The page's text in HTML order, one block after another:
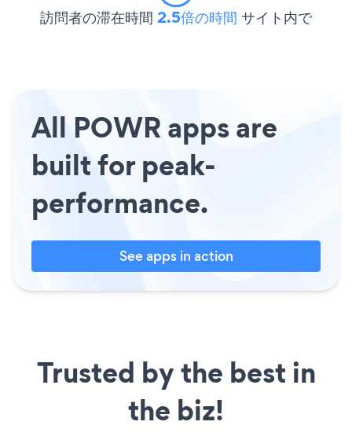
訪問者の滞在時間 2.5倍の時間 サイト内で
All POWR apps are
built for peak-
performance.
See apps in action
Trusted by the best in
the biz!